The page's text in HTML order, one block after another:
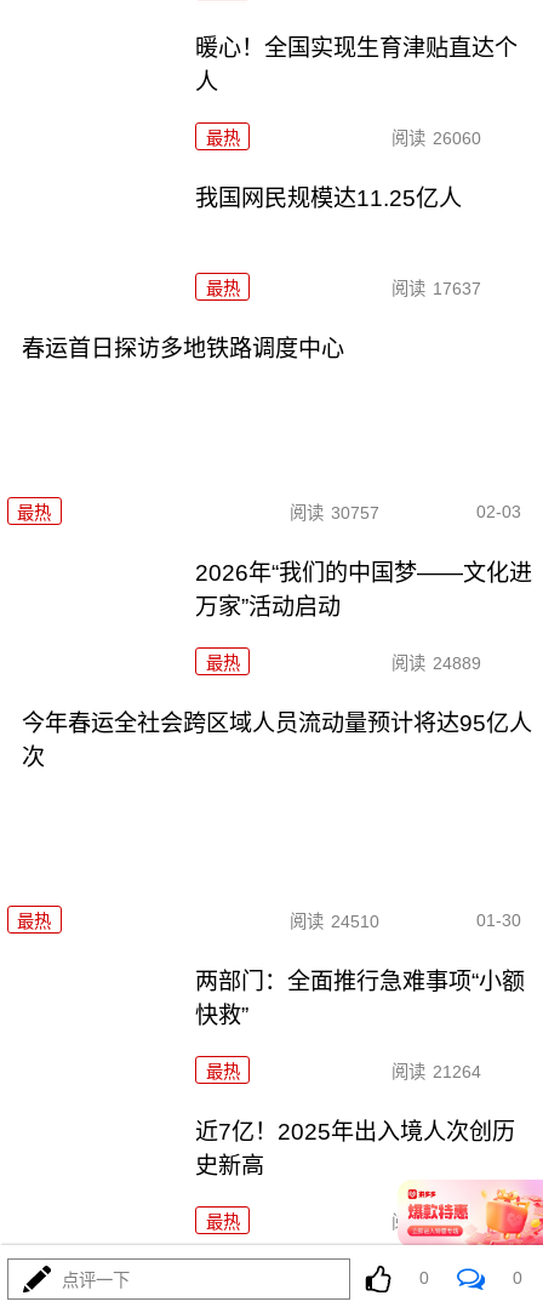
暖心！全国实现生育津贴直达个
人
最热 阅读 26060
我国网民规模达11.25亿人
最热 阅读 17637
春运首日探访多地铁路调度中心
最热 阅读 30757 02-03
2026年“我们的中国梦——文化进
万家”活动启动
最热 阅读 24889
今年春运全社会跨区域人员流动量预计将达95亿人
次
最热 阅读 24510 01-30
两部门：全面推行急难事项“小额
快救”
最热 阅读 21264
近7亿！2025年出入境人次创历
史新高
最热 阅读 19467
过完春节过春糖 开局最红是成都
点评一下 0 0